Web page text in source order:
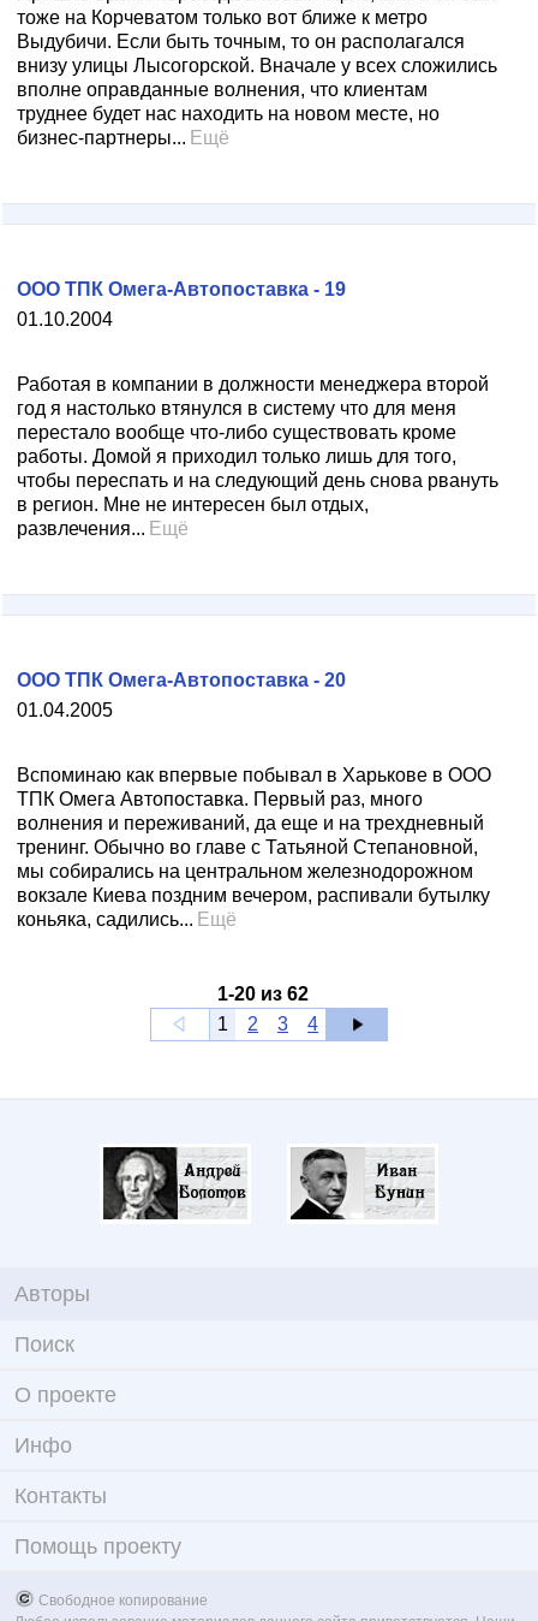
тоже на Корчеватом только вот ближе к метро
Выдубичи. Если быть точным, то он располагался
внизу улицы Лысогорской. Вначале у всех сложились
вполне оправданные волнения, что клиентам
труднее будет нас находить на новом месте, но
бизнес-партнеры... Ещё
01.10.2004
ООО ТПК Омега-Автопоставка - 19
Работая в компании в должности менеджера второй
год я настолько втянулся в систему что для меня
перестало вообще что-либо существовать кроме
работы. Домой я приходил только лишь для того,
чтобы переспать и на следующий день снова рвануть
в регион. Мне не интересен был отдых,
развлечения... Ещё
01.04.2005
ООО ТПК Омега-Автопоставка - 20
Вспоминаю как впервые побывал в Харькове в ООО
ТПК Омега Автопоставка. Первый раз, много
волнения и переживаний, да еще и на трехдневный
тренинг. Обычно во главе с Татьяной Степановной,
мы собирались на центральном железнодорожном
вокзале Киева поздним вечером, распивали бутылку
коньяка, садились... Ещё
1-20 из 62
1
2 3 4
Авторы
Поиск
О проекте
Инфо
Контакты
Помощь проекту
Свободное копирование